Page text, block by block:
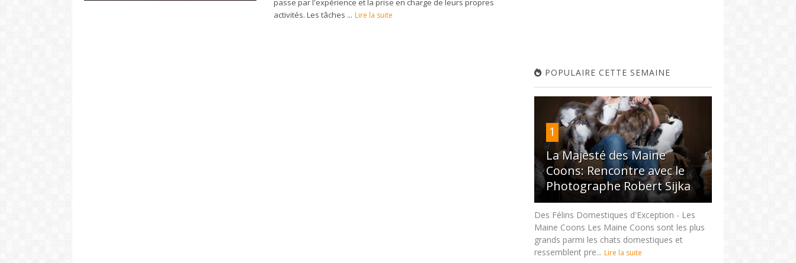
passe par l'expérience et la prise en charge de leurs propres
activités. Les tâches ... Lire la suite
POPULAIRE CETTE SEMAINE
1
La Majesté des Maine
Coons: Rencontre avec le
Photographe Robert Sijka
Des Félins Domestiques d'Exception - Les
Maine Coons Les Maine Coons sont les plus
grands parmi les chats domestiques et
ressemblent pre... Lire la suite